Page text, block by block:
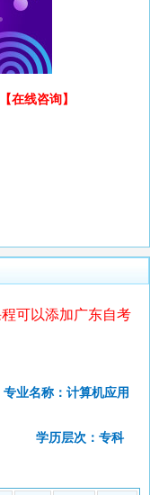
【在线咨询】
可以添加广东自考
：计算机应用
学历层次：专科